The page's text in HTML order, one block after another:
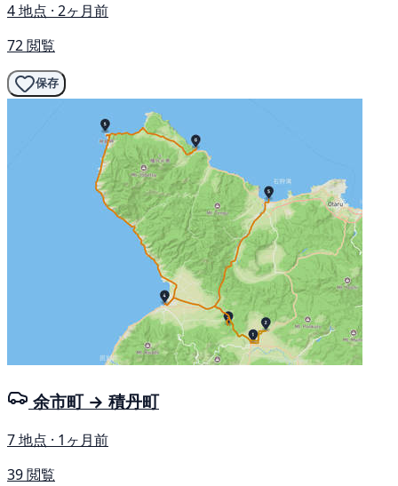
4 地点 · 2ヶ月前
72 閲覧
保存
余市町 → 積丹町
7 地点 · 1ヶ月前
39 閲覧